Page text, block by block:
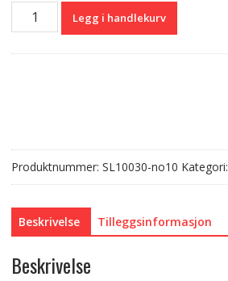
Originalt
batteri
Legg i handlekurv
Produktnummer: SL10030-no10 Kategori:
Beskrivelse Tilleggsinformasjon
Beskrivelse